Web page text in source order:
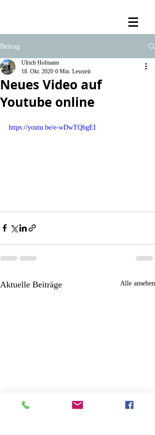
Beitrag
Neues Video auf
Youtube online
Ulrich Hofmann
18. Okt. 2020 0 Min. Lesezeit
https://youtu.be/e-wDwTQbgEI
Aktuelle Beiträge Alle ansehen